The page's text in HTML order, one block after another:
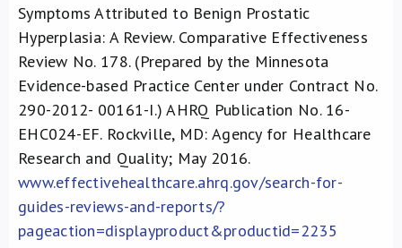
Symptoms Attributed to Benign Prostatic
Hyperplasia: A Review. Comparative Effectiveness
Review No. 178. (Prepared by the Minnesota
Evidence-based Practice Center under Contract No.
290-2012- 00161-I.) AHRQ Publication No. 16-
EHC024-EF. Rockville, MD: Agency for Healthcare
Research and Quality; May 2016.
www.effectivehealthcare.ahrq.gov/search-for-
guides-reviews-and-reports/?
pageaction=displayproduct&productid=2235